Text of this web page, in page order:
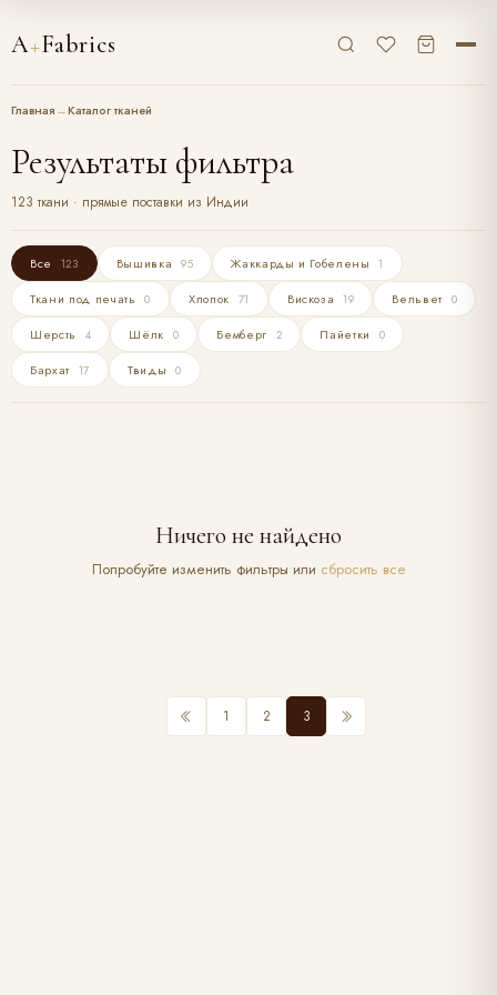
A+Fabrics
Главная→Каталог тканей
Результаты фильтра
123 ткани · прямые поставки из Индии
Все 123 Вышивка 95 Жаккарды и Гобелены 1
Ткани под печать 0 Хлопок 71 Вискоза 19 Вельвет 0
Шерсть 4 Шёлк 0 Бемберг 2 Пайетки 0
Бархат 17 Твиды 0
Ничего не найдено
Попробуйте изменить фильтры или сбросить все
1 2 3